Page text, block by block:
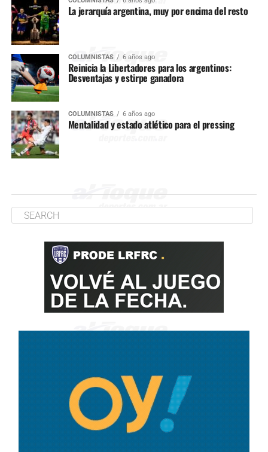
La jerarquía argentina, muy por encima del resto
COLUMNISTAS 6 años ago
Reinicia la Libertadores para los argentinos:
Desventajas y estirpe ganadora
COLUMNISTAS 6 años ago
Mentalidad y estado atlético para el pressing